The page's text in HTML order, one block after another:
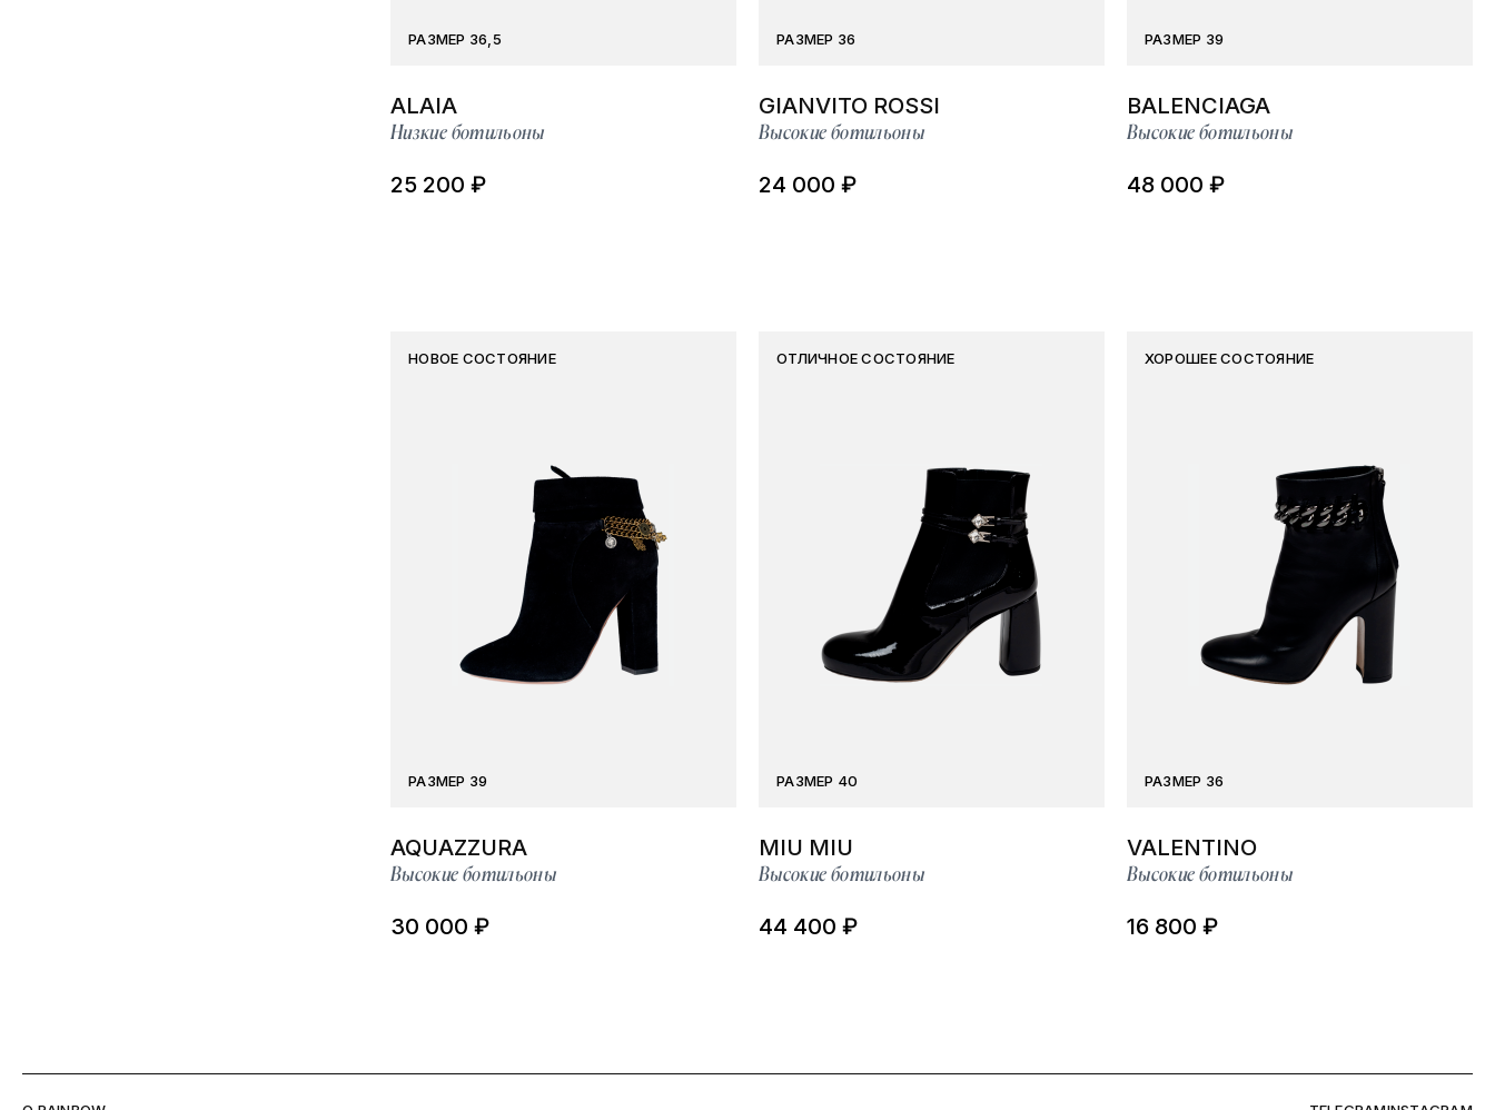
РАЗМЕР 36,5
ALAIA
Низкие ботильоны
25 200 ₽
РАЗМЕР 36
GIANVITO ROSSI
Высокие ботильоны
24 000 ₽
РАЗМЕР 39
BALENCIAGA
Высокие ботильоны
48 000 ₽
НОВОЕ СОСТОЯНИЕ
РАЗМЕР 39
AQUAZZURA
Высокие ботильоны
30 000 ₽
ОТЛИЧНОЕ СОСТОЯНИЕ
РАЗМЕР 40
MIU MIU
Высокие ботильоны
44 400 ₽
ХОРОШЕЕ СОСТОЯНИЕ
РАЗМЕР 36
VALENTINO
Высокие ботильоны
16 800 ₽